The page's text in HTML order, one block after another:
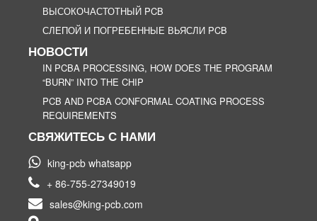
ВЫСОКОЧАСТОТНЫЙ PCB
СЛЕПОЙ И ПОГРЕБЕННЫЕ ВЬЯСЛИ PCB
НОВОСТИ
IN PCBA PROCESSING, HOW DOES THE PROGRAM
“BURN” INTO THE CHIP
PCB AND PCBA CONFORMAL COATING PROCESS
REQUIREMENTS
СВЯЖИТЕСЬ С НАМИ
king-pcb whatsapp
+ 86-755-27349019
sales@king-pcb.com